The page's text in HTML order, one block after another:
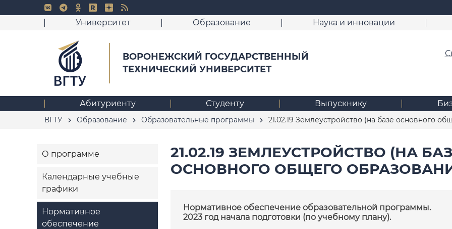
Университет Образование Наука и инновации
ВОРОНЕЖСКИЙ ГОСУДАРСТВЕННЫЙ
ТЕХНИЧЕСКИЙ УНИВЕРСИТЕТ
Абитуриенту Студенту Выпускнику
ВГТУ Образование Образовательные программы 21.02.19 Землеустройство (на базе основного
О программе
Календарные учебные
графики
Нормативное
обеспечение
21.02.19 ЗЕМЛЕУСТРОЙСТВО (НА
ОСНОВНОГО ОБЩЕГО
Нормативное обеспечение образовательной программы.
2023 год начала подготовки (по учебному плану).